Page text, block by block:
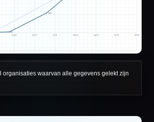
organisaties waarvan alle gegevens gelekt zijn